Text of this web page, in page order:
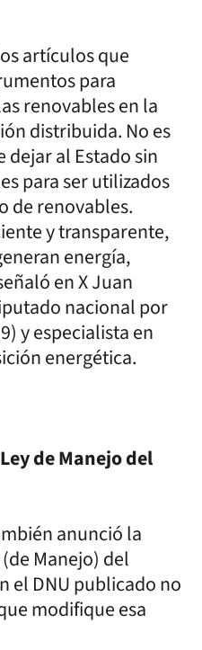
artículos que
para
renovables en la
distribuida. No es
al Estado sin
para ser utilizados
de renovables.
y transparente,
energía,
en X Juan
nacional por
y especialista en
energética.
de Manejo del
anunció la
Manejo) del
el DNU publicado no
modifique esa